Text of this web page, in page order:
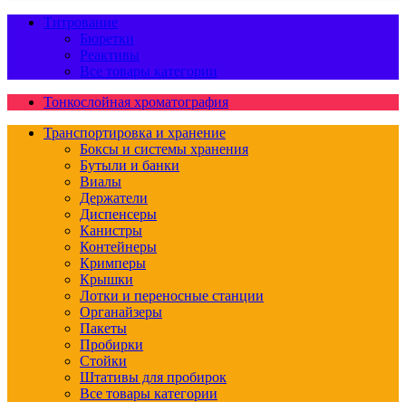
Титрование
Бюретки
Реактивы
Все товары категории
Тонкослойная хроматография
Транспортировка и хранение
Боксы и системы хранения
Бутыли и банки
Виалы
Держатели
Диспенсеры
Канистры
Контейнеры
Кримперы
Крышки
Лотки и переносные станции
Органайзеры
Пакеты
Пробирки
Стойки
Штативы для пробирок
Все товары категории